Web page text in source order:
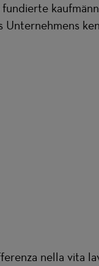
Unternehmens
nella vita